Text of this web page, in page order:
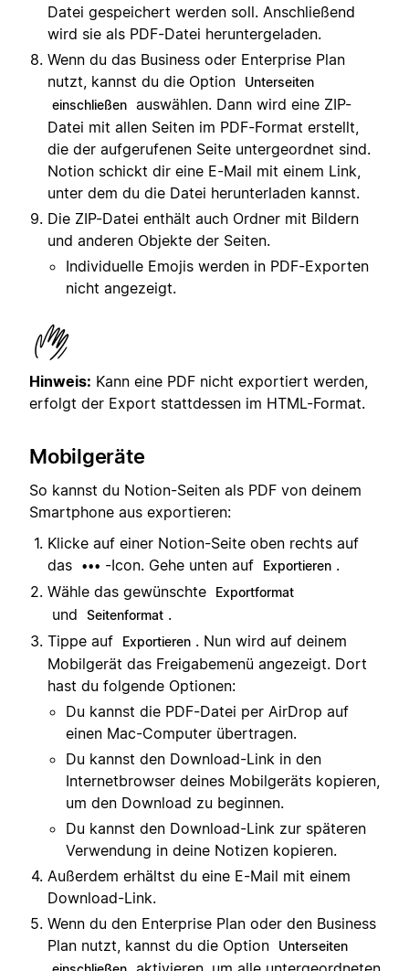
Datei gespeichert werden soll. Anschließend
wird sie als PDF-Datei heruntergeladen.
Wenn du das Business oder Enterprise Plan
nutzt, kannst du die Option
Unterseiten
einschließen auswählen. Dann wird eine ZIP-
Datei mit allen Seiten im PDF-Format erstellt,
die der aufgerufenen Seite untergeordnet sind.
Notion schickt dir eine E-Mail mit einem Link,
unter dem du die Datei herunterladen kannst.
Die ZIP-Datei enthält auch Ordner mit Bildern
und anderen Objekte der Seiten.
Individuelle Emojis werden in PDF-Exporten
nicht angezeigt.
Hinweis: Kann eine PDF nicht exportiert werden,
erfolgt der Export stattdessen im HTML-Format.
Mobilgeräte
So kannst du Notion-Seiten als PDF von deinem
Smartphone aus exportieren:
Klicke auf einer Notion-Seite oben rechts auf
das
••• -Icon. Gehe unten auf Exportieren .
Wähle das gewünschte
Exportformat
und Seitenformat .
Tippe auf
Exportieren . Nun wird auf deinem
Mobilgerät das Freigabemenü angezeigt. Dort
hast du folgende Optionen:
Du kannst die PDF-Datei per AirDrop auf
einen Mac-Computer übertragen.
Du kannst den Download-Link in den
Internetbrowser deines Mobilgeräts kopieren,
um den Download zu beginnen.
Du kannst den Download-Link zur späteren
Verwendung in deine Notizen kopieren.
Außerdem erhältst du eine E-Mail mit einem
Download-Link.
Wenn du den Enterprise Plan oder den Business
Plan nutzt, kannst du die Option
Unterseiten